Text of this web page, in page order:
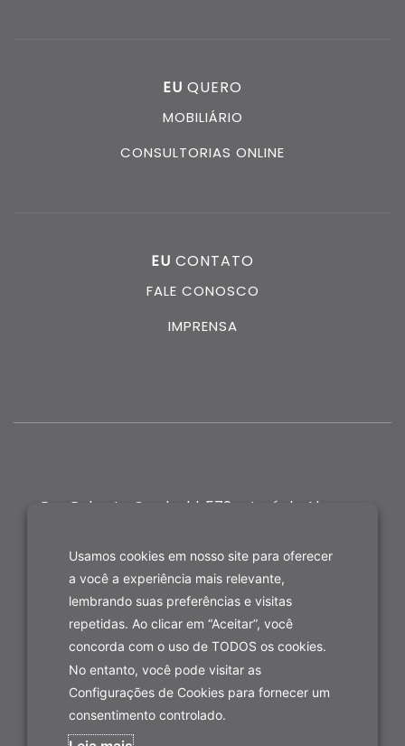
EU QUERO
MOBILIÁRIO
CONSULTORIAS ONLINE
EU CONTATO
FALE CONOSCO
IMPRENSA
Rua Roberto Gradvohl, 572 - José de Alencar,
Usamos cookies em nosso site para oferecer
a você a experiência mais relevante,
lembrando suas preferências e visitas
repetidas. Ao clicar em “Aceitar”, você
concorda com o uso de TODOS os cookies.
No entanto, você pode visitar as
Configurações de Cookies para fornecer um
consentimento controlado.